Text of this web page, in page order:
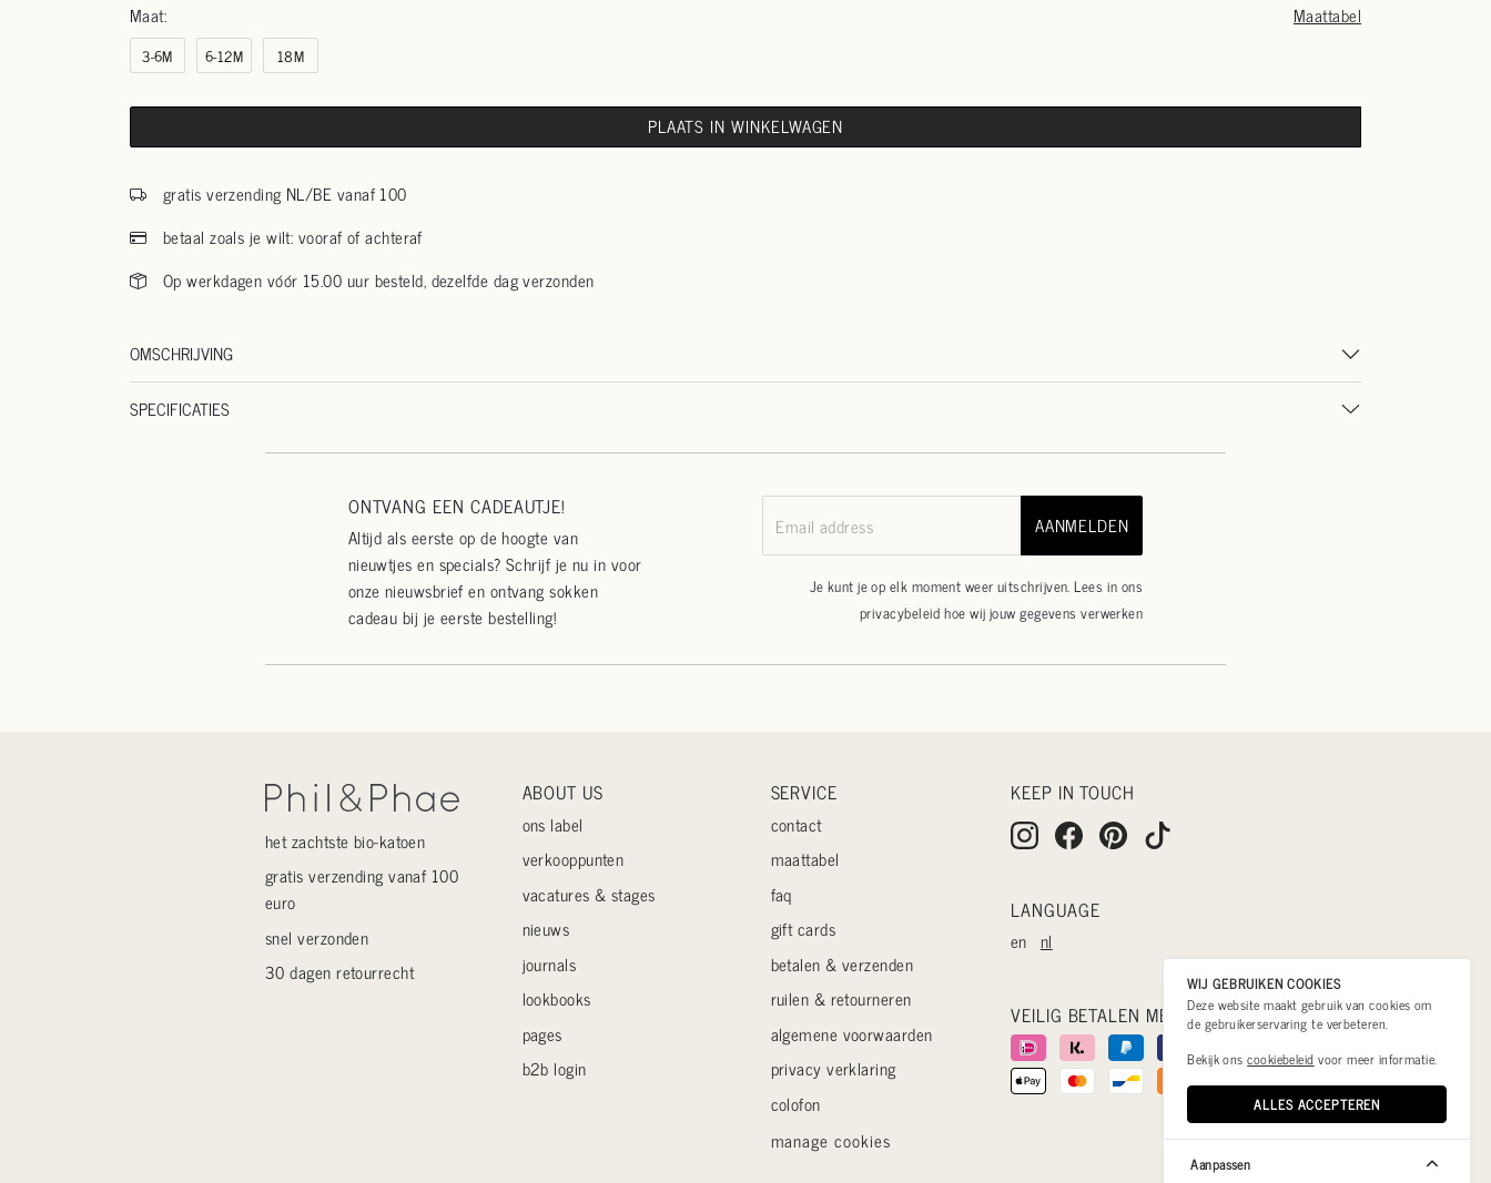
Maat: Maattabel
3-6M 6-12M 18M
PLAATS IN WINKELWAGEN
gratis verzending NL/BE vanaf 100
betaal zoals je wilt: vooraf of achteraf
Op werkdagen vóór 15.00 uur besteld, dezelfde dag verzonden
OMSCHRIJVING
SPECIFICATIES
ONTVANG EEN CADEAUTJE!
Altijd als eerste op de hoogte van
nieuwtjes en specials? Schrijf je nu in voor
onze nieuwsbrief en ontvang sokken
cadeau bij je eerste bestelling!
Email address AANMELDEN
Je kunt je op elk moment weer uitschrijven. Lees in ons
privacybeleidhoe wij jouw gegevens verwerken
het zachtste bio-katoen
gratis verzending vanaf 100
euro
snel verzonden
30 dagen retourrecht
ABOUT US
ons label
verkooppunten
vacatures & stages
nieuws
journals
lookbooks
pages
b2b login
SERVICE
contact
maattabel
faq
gift cards
betalen & verzenden
ruilen & retourneren
algemene voorwaarden
privacy verklaring
colofon
manage cookies
KEEP IN TOUCH
LANGUAGE
en nl
VEILIG BETALEN MET
WIJ GEBRUIKEN COOKIES
Deze website maakt gebruik van cookies om
de gebruikerservaring te verbeteren.
Bekijk onscookiebeleid voor meer informatie.
ALLES ACCEPTEREN
Aanpassen